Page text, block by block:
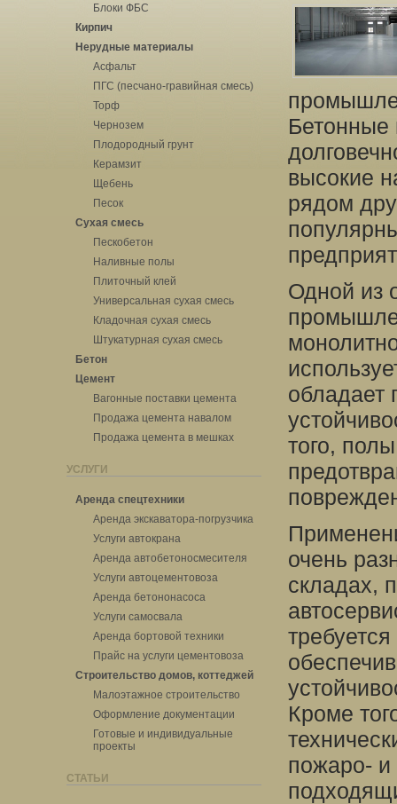
Блоки ФБС
Кирпич
Нерудные материалы
Асфальт
ПГС (песчано-гравийная смесь)
Торф
Чернозем
Плодородный грунт
Керамзит
Щебень
Песок
Сухая смесь
Пескобетон
Наливные полы
Плиточный клей
Универсальная сухая смесь
Кладочная сухая смесь
Штукатурная сухая смесь
Бетон
Цемент
Вагонные поставки цемента
Продажа цемента навалом
Продажа цемента в мешках
УСЛУГИ
Аренда спецтехники
Аренда экскаватора-погрузчика
Услуги автокрана
Аренда автобетоносмесителя
Услуги автоцементовоза
Аренда бетононасоса
Услуги самосвала
Аренда бортовой техники
Прайс на услуги цементовоза
Строительство домов, коттеджей
Малоэтажное строительство
Оформление документации
Готовые и индивидуальные
проекты
СТАТЬИ
Бетонные
высокие
рядом
Одной из
обладает
того,
очень
складах,
Кроме
пожаро- и